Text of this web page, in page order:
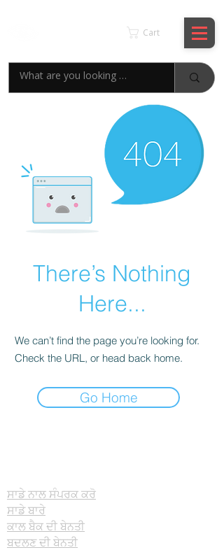
Cart
There’s Nothing
Here...
We can’t find the page you’re looking for.
Check the URL, or head back home.
Go Home
ਸਾਡੇ ਨਾਲ ਸੰਪਰਕ ਕਰੋ
ਸਾਡੇ ਬਾਰੇ
ਕਾਲ ਬੈਕ ਦੀ ਬੇਨਤੀ
ਬਦਲਣ ਦੀ ਬੇਨਤੀ